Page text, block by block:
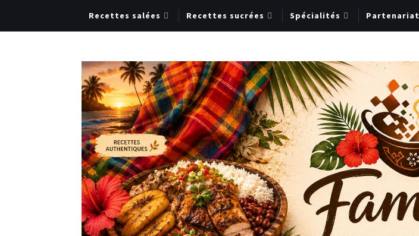
Recettes salées Recettes sucrées Spécialités Partenariat